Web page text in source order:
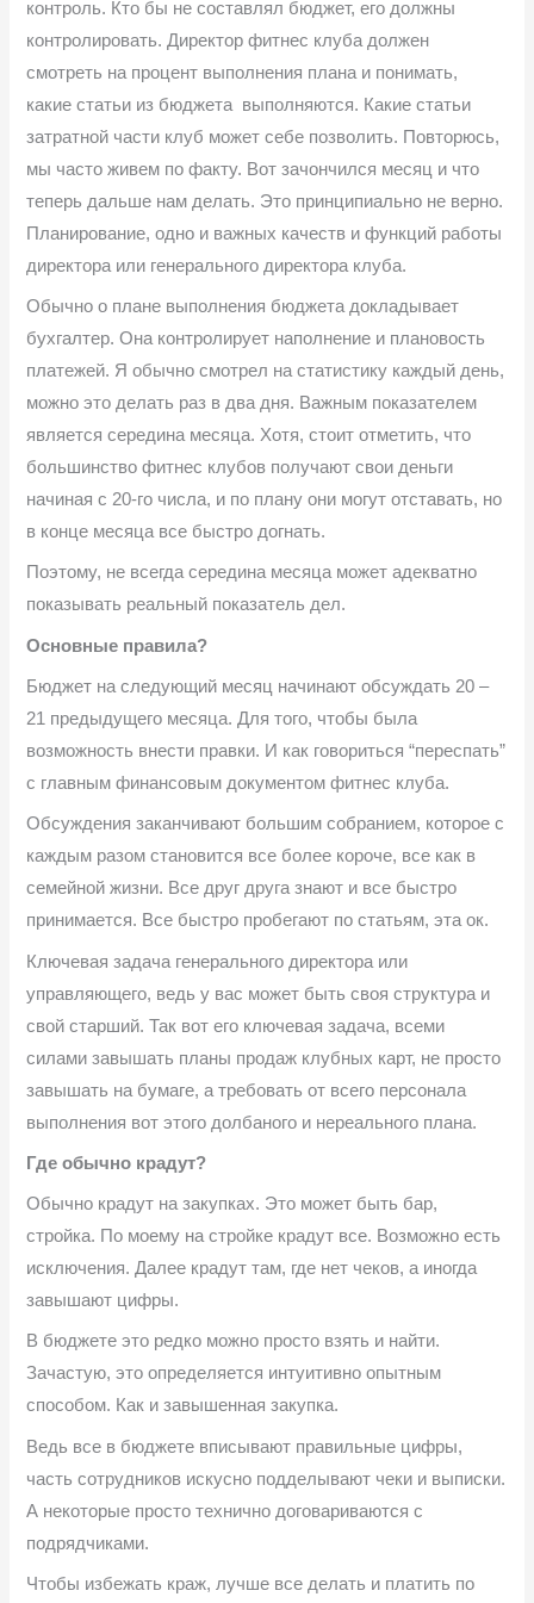
контроль. Кто бы не составлял бюджет, его должны
контролировать. Директор фитнес клуба должен
смотреть на процент выполнения плана и понимать,
какие статьи из бюджета выполняются. Какие статьи
затратной части клуб может себе позволить. Повторюсь,
мы часто живем по факту. Вот зачончился месяц и что
теперь дальше нам делать. Это принципиально не верно.
Планирование, одно и важных качеств и функций работы
директора или генерального директора клуба.
Обычно о плане выполнения бюджета докладывает
бухгалтер. Она контролирует наполнение и плановость
платежей. Я обычно смотрел на статистику каждый день,
можно это делать раз в два дня. Важным показателем
является середина месяца. Хотя, стоит отметить, что
большинство фитнес клубов получают свои деньги
начиная с 20-го числа, и по плану они могут отставать, но
в конце месяца все быстро догнать.
Поэтому, не всегда середина месяца может адекватно
показывать реальный показатель дел.
Основные правила?
Бюджет на следующий месяц начинают обсуждать 20 –
21 предыдущего месяца. Для того, чтобы была
возможность внести правки. И как говориться “переспать”
с главным финансовым документом фитнес клуба.
Обсуждения заканчивают большим собранием, которое с
каждым разом становится все более короче, все как в
семейной жизни. Все друг друга знают и все быстро
принимается. Все быстро пробегают по статьям, эта ок.
Ключевая задача генерального директора или
управляющего, ведь у вас может быть своя структура и
свой старший. Так вот его ключевая задача, всеми
силами завышать планы продаж клубных карт, не просто
завышать на бумаге, а требовать от всего персонала
выполнения вот этого долбаного и нереального плана.
Где обычно крадут?
Обычно крадут на закупках. Это может быть бар,
стройка. По моему на стройке крадут все. Возможно есть
исключения. Далее крадут там, где нет чеков, а иногда
завышают цифры.
В бюджете это редко можно просто взять и найти.
Зачастую, это определяется интуитивно опытным
способом. Как и завышенная закупка.
Ведь все в бюджете вписывают правильные цифры,
часть сотрудников искусно подделывают чеки и выписки.
А некоторые просто технично договариваются с
подрядчиками.
Чтобы избежать краж, лучше все делать и платить по